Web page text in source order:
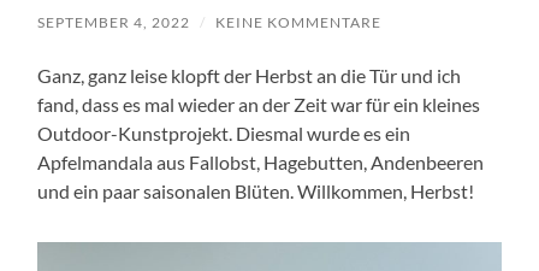
SEPTEMBER 4, 2022 / KEINE KOMMENTARE
Ganz, ganz leise klopft der Herbst an die Tür und ich
fand, dass es mal wieder an der Zeit war für ein kleines
Outdoor-Kunstprojekt. Diesmal wurde es ein
Apfelmandala aus Fallobst, Hagebutten, Andenbeeren
und ein paar saisonalen Blüten. Willkommen, Herbst!